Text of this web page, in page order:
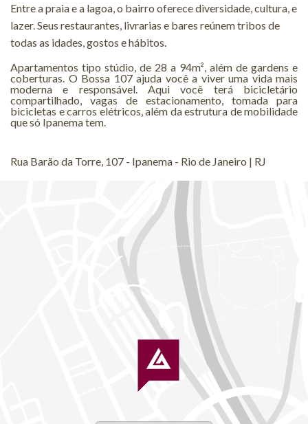
Entre a praia e a lagoa, o bairro oferece diversidade, cultura, e
lazer. Seus restaurantes, livrarias e bares reúnem tribos de
todas as idades, gostos e hábitos.
Apartamentos tipo stúdio, de 28 a 94m², além de gardens e
coberturas. O Bossa 107 ajuda você a viver uma vida mais
moderna e responsável. Aqui você terá bicicletário
compartilhado, vagas de estacionamento, tomada para
bicicletas e carros elétricos, além da estrutura de mobilidade
que só Ipanema tem.
Rua Barão da Torre, 107 - Ipanema - Rio de Janeiro | RJ